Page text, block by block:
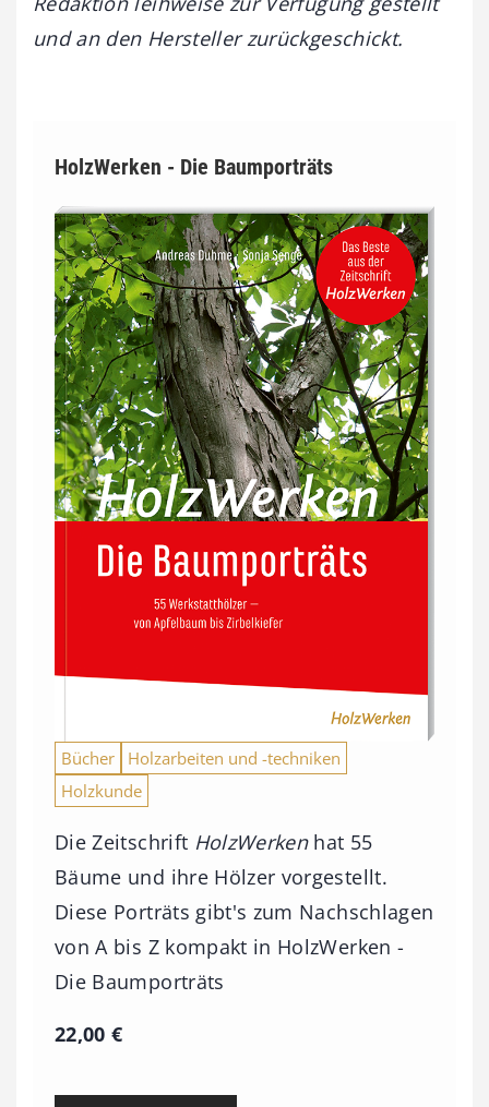
und an den Hersteller zurückgeschickt.
HolzWerken - Die Baumporträts
Bücher
Holzarbeiten und -techniken
Holzkunde
Die Zeitschrift HolzWerkenhat 55
Bäume und ihre Hölzer vorgestellt.
Diese Porträts gibt's zum Nachschlagen
von A bis Z kompakt in HolzWerken -
Die Baumporträts
22,00€